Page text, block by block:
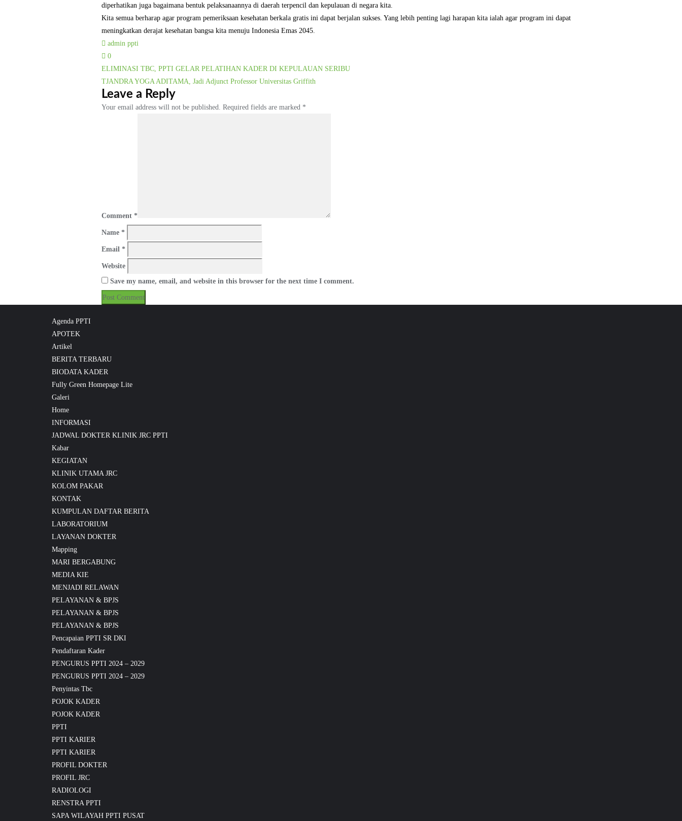
diperhatikan juga bagaimana bentuk pelaksanaannya di daerah terpencil dan kepulauan di negara kita.
Kita semua berharap agar program pemeriksaan kesehatan berkala gratis ini dapat berjalan sukses. Yang lebih penting lagi harapan kita ialah agar program ini dapat
meningkatkan derajat kesehatan bangsa kita menuju Indonesia Emas 2045.
admin ppti
0
Post
navigation
ELIMINASI TBC, PPTI GELAR PELATIHAN KADER DI KEPULAUAN SERIBU
TJANDRA YOGA ADITAMA, Jadi Adjunct Professor Universitas Griffith
Leave a Reply
Your email address will not be published. Required fields are marked *
Comment *
Name *
Email *
Website
Save my name, email, and website in this browser for the next time I comment.
Agenda PPTI
APOTEK
Artikel
BERITA TERBARU
BIODATA KADER
Fully Green Homepage Lite
Galeri
Home
INFORMASI
JADWAL DOKTER KLINIK JRC PPTI
Kabar
KEGIATAN
KLINIK UTAMA JRC
KOLOM PAKAR
KONTAK
KUMPULAN DAFTAR BERITA
LABORATORIUM
LAYANAN DOKTER
Mapping
MARI BERGABUNG
MEDIA KIE
MENJADI RELAWAN
PELAYANAN & BPJS
PELAYANAN & BPJS
PELAYANAN & BPJS
Pencapaian PPTI SR DKI
Pendaftaran Kader
PENGURUS PPTI 2024 – 2029
PENGURUS PPTI 2024 – 2029
Penyintas Tbc
POJOK KADER
POJOK KADER
PPTI
PPTI KARIER
PPTI KARIER
PROFIL DOKTER
PROFIL JRC
RADIOLOGI
RENSTRA PPTI
SAPA WILAYAH PPTI PUSAT